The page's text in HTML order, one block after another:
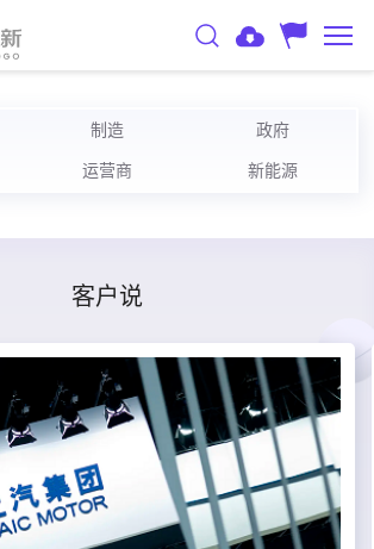
制造 政府
运营商 新能源
客户说